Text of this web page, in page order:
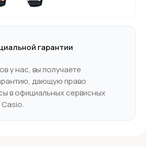
гарантии
у нас, вы получаете
дающую право
в официальных сервисных